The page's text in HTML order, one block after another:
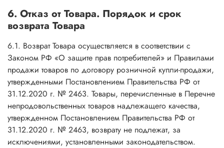
6. Отказ от Товара. Порядок и срок
возврата Товара
6.1. Возврат Товара осуществляется в соответствии с
Законом РФ «О защите прав потребителей» и Правилами
продажи товаров по договору розничной купли-продажи,
утвержденными Постановлением Правительства РФ от
31.12.2020 г. № 2463. Товары, перечисленные в Перечне
непродовольственных товаров надлежащего качества,
утвержденном Постановлением Правительства РФ от
31.12.2020 г. № 2463, возврату не подлежат, за
исключениями, установленными законодательством.